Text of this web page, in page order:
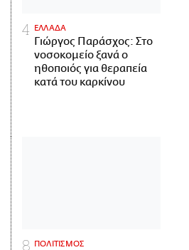
ΕΛΛΑΔΑ
Γιώργος Παράσχος: Στο
νοσοκομείο ξανά ο
ηθοποιός για θεραπεία
κατά του καρκίνου
ΠΟΛΙΤΙΣΜΟΣ